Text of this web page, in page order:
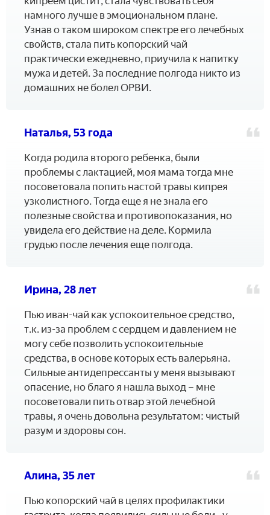
намного лучше в эмоциональном плане.
Узнав о таком широком спектре его лечебных
свойств, стала пить копорский чай
практически ежедневно, приучила к напитку
мужа и детей. За последние полгода никто из
домашних не болел ОРВИ.
Наталья, 53 года
Когда родила второго ребенка, были
проблемы с лактацией, моя мама тогда мне
посоветовала попить настой травы кипрея
узколистного. Тогда еще я не знала его
полезные свойства и противопоказания, но
увидела его действие на деле. Кормила
грудью после лечения еще полгода.
Ирина, 28 лет
Пью иван-чай как успокоительное средство,
т.к. из-за проблем с сердцем и давлением не
могу себе позволить успокоительные
средства, в основе которых есть валерьяна.
Сильные антидепрессанты у меня вызывают
опасение, но благо я нашла выход – мне
посоветовали пить отвар этой лечебной
травы, я очень довольна результатом: чистый
разум и здоровы сон.
Алина, 35 лет
Пью копорский чай в целях профилактики